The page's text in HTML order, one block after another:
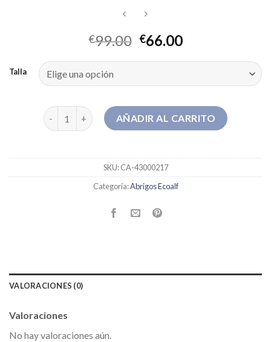
€99.00 €66.00
Talla
abrigos ecoalf cantidadAÑADIR AL CARRITO
SKU:CA-43000217
Categoría:Abrigos Ecoalf
VALORACIONES (0)
Valoraciones
No hay valoraciones aún.